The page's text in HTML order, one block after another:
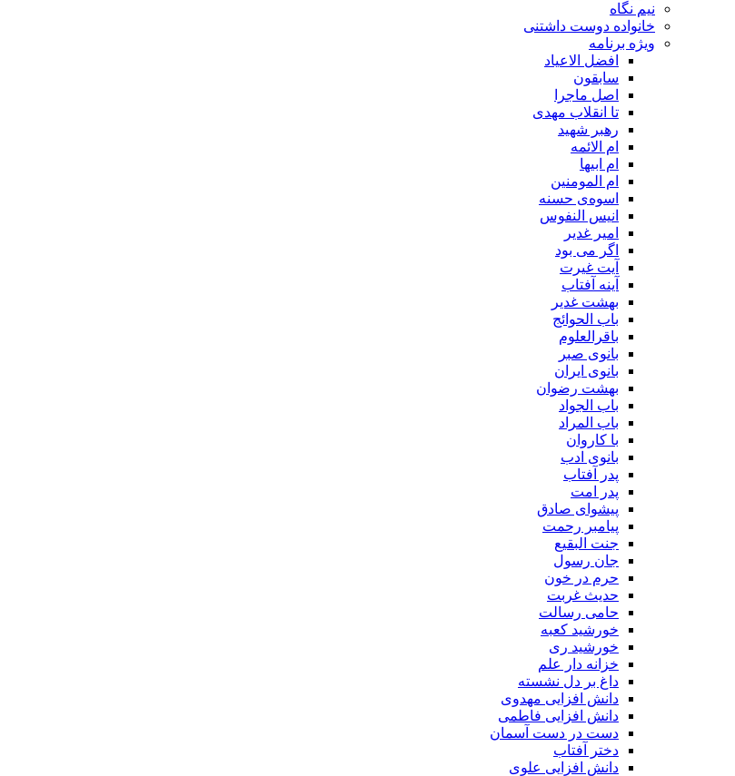
نیم نگاه
خانواده دوست داشتنی
ویژه برنامه
افضل الاعیاد
سابقون
اصل ماجرا
تا انقلاب مهدی
رهبر شهید
ام الائمه
ام ابیها
ام المومنین
اسوه‌ی حسنه
انیس النفوس
امیر غدیر
اگر می بود
آیت غیرت
آینه آفتاب
بهشت غدیر
باب الحوائج
باقرالعلوم
بانوی صبر
بانوی ایران
بهشت رضوان
باب الجواد
باب المراد
با کاروان
بانوی ادب
پدر آفتاب
پدر امت
پیشوای صادق
پیامبر رحمت
جنت البقیع
جان رسول
حرم در خون
حدیث غربت
حامی رسالت
خورشید کعبه
خورشید ری
خزانه دار علم
داغ بر دل نشسته
دانش افزایی مهدوی
دانش افزایی فاطمی
دست در دست آسمان
دختر آفتاب
دانش افزایی علوی